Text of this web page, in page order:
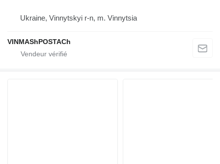
Ukraine, Vinnytskyi r-n, m. Vinnytsia
VINMAShPOSTACh